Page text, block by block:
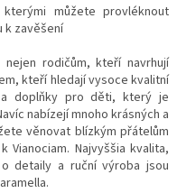
můžete provléknout
k zavěšení
rodičům, kteří navrhují
kteří hledají vysoce kvalitní
doplňky pro děti, který je
nabízejí mnoho krásných a
věnovat blízkým přátelům
Najvyššia kvalita,
detaily a ruční výroba jsou